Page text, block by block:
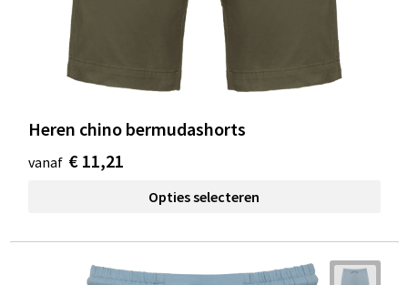
Heren chino bermudashorts
vanaf € 11,21
Opties selecteren